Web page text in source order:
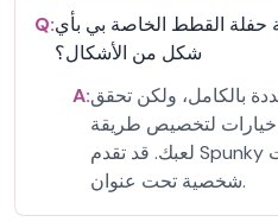
Q:القطط الخاصة بي بأي
شكل من الأشكال؟
A:بالكامل، ولكن تحقق
خيارات لتخصيص طريقة
لعبك. قد تقدم Spunky لعبة مكونات أو خيارات
شخصية تحت عنوان.